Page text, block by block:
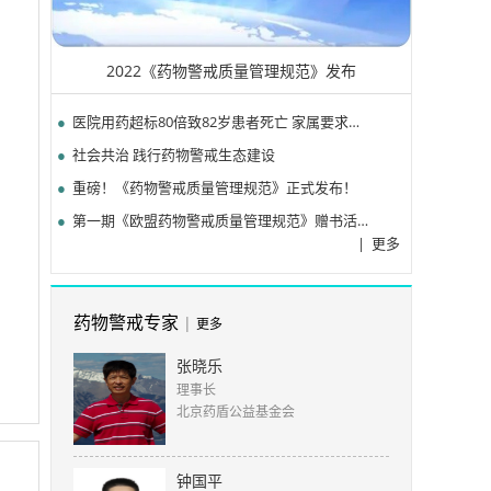
2022《药物警戒质量管理规范》发布
●
医院用药超标80倍致82岁患者死亡 家属要求刑罚
● 社会共治 践行药物警戒生态建设
● 重磅！《药物警戒质量管理规范》正式发布！
●
第一期《欧盟药物警戒质量管理规范》赠书活动圆满结束
| 更多
药物警戒专家 | 更多
张晓乐
理事长
北京药盾公益基金会
钟国平